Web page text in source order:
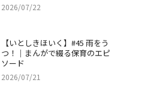
2026/07/22
【いとしきほいく】#45 雨をう
つ！｜まんがで綴る保育のエピ
ソード
2026/07/21